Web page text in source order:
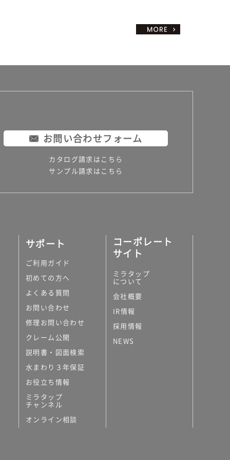
お問い合わせフォーム
カタログ請求はこちら
サンプル請求はこちら
サポート
ご利用ガイド
初めての方へ
よくある質問
お問い合わせ
修理お問い合わせ
クレーム公開
説明書・図面検索
水まわり３年保証
お役立ち情報
ミラタップ
チャンネル
オンライン相談
コーポレート
サイト
ミラタップ
について
会社概要
IR情報
採用情報
NEWS